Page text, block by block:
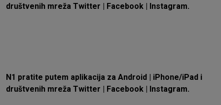
društvenih mreža Twitter Facebook Instagram.
N1 pratite putem aplikacija za Android iPhone/iPad i
društvenih mreža Twitter Facebook Instagram.